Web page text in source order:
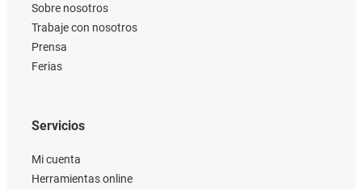
Sobre nosotros
Trabaje con nosotros
Prensa
Ferias
Servicios
Mi cuenta
Herramientas online